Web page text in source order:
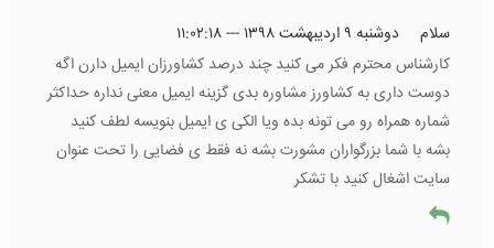
سلام
دوشنبه ۹ اردیبهشت ۱۳۹۸ --- ۱۱:۰۲:۱۸
کارشناس محترم فکر می کنید چند درصد کشاورزان ایمیل دارن اگه
دوست داری به کشاورز مشاوره بدی گزینه ایمیل معنی نداره حداکثر
شماره همراه رو می تونه بده ویا الکی ی ایمیل بنویسه لطف کنید
بشه با شما بزرگواران مشورت بشه نه فقط ی فضایی را تحت عنوان
سایت اشغال کنید با تشکر